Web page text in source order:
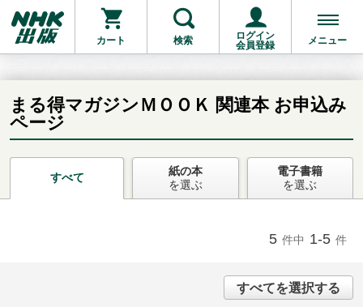
カート 検索
ログイン
会員登録
メニュー
お支払いに進む
まる得マガジンＭＯＯＫ 関連本 お申込み
ページ
すべて
紙の本
を選ぶ
電子書籍
を選ぶ
5 件中 1-5 件
すべてを選択する